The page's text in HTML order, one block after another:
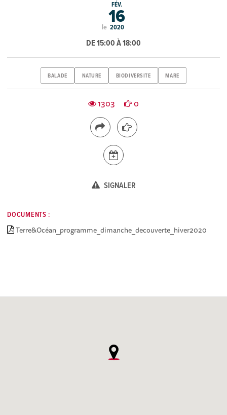
le
FÉV.
16
2020
DE 15:00 À 18:00
BALADE NATURE BIODIVERSITE MARE
1303 0
SIGNALER
DOCUMENTS :
Terre&Océan_programme_dimanche_decouverte_hiver2020